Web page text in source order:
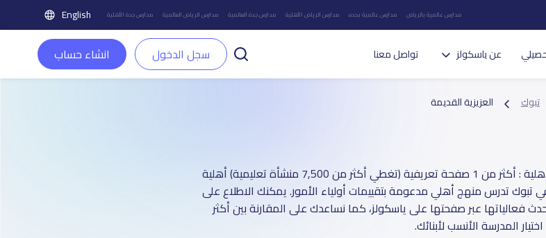
مدارس عالمية بالرياض مدارس عالمية بجده مدارس الرياض الأهلية مدارس جدة العالمية مدارس الرياض العالمية مدارس جدة الأهلية English
عن ياسكولز تواصل معنا سجل الدخول انشاء حساب
تبوك العزيزية القديمة
دليل مدارس مدينة تبوك الأهلية : أكثر من 1 صفحة تعريفية (تغطي أكثر من 7,500 منشأة تعليمية) أهلية
تبوك تدرس منهج أهلي مدعومة بتقييمات أولياء الأمور. يمكنك الاطلاع على
فعالياتها عبر صفحتها على ياسكولز، كما نساعدك على المقارنة بين أكثر
المدرسة الأنسب لأبنائك.